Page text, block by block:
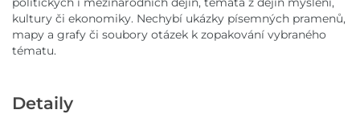
kultury či ekonomiky. Nechybí ukázky písemných pramenů,
mapy a grafy či soubory otázek k zopakování vybraného
tématu.
Detaily